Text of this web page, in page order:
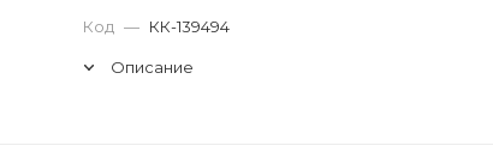
Код — КК-139494
Описание